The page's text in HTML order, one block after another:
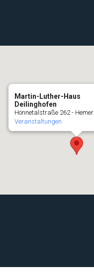
Martin-Luther-Haus
Deilinghofen
Hönnetalstraße 262 - Hemer
Veranstaltungen